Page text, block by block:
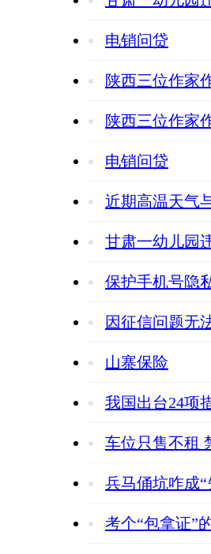
电销问贷
陕西三位作家
陕西三位作家
电销问贷
近期高温天气
甘肃一幼儿园
保护手机号隐
因征信问题无
山寨保险
我国出台24项
车位只售不租
兵马俑坑咋成“
考个“包拿证”